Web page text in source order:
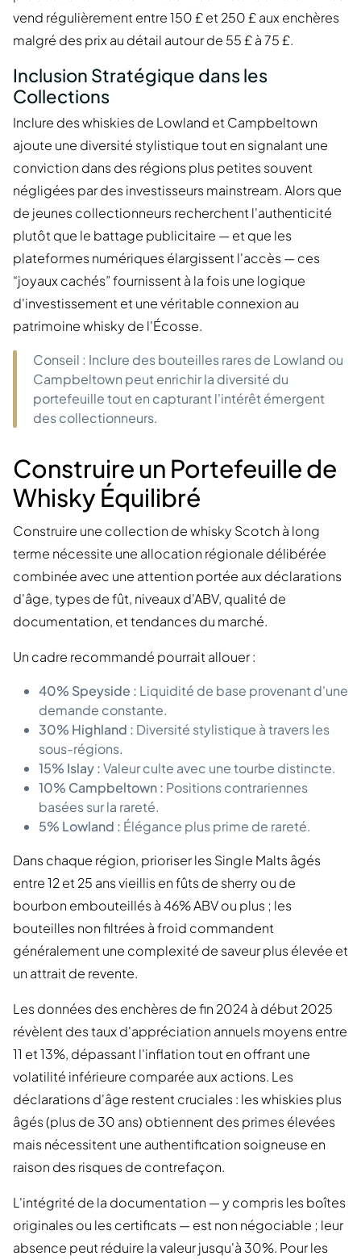
vend régulièrement entre 150 £ et 250 £ aux enchères
malgré des prix au détail autour de 55 £ à 75 £.
Inclusion Stratégique dans les
Collections
Inclure des whiskies de Lowland et Campbeltown
ajoute une diversité stylistique tout en signalant une
conviction dans des régions plus petites souvent
négligées par des investisseurs mainstream. Alors que
de jeunes collectionneurs recherchent l'authenticité
plutôt que le battage publicitaire — et que les
plateformes numériques élargissent l'accès — ces
“joyaux cachés” fournissent à la fois une logique
d'investissement et une véritable connexion au
patrimoine whisky de l'Écosse.
Conseil : Inclure des bouteilles rares de Lowland ou
Campbeltown peut enrichir la diversité du
portefeuille tout en capturant l'intérêt émergent
des collectionneurs.
Construire un Portefeuille de
Whisky Équilibré
Construire une collection de whisky Scotch à long
terme nécessite une allocation régionale délibérée
combinée avec une attention portée aux déclarations
d'âge, types de fût, niveaux d'ABV, qualité de
documentation, et tendances du marché.
Un cadre recommandé pourrait allouer :
40% Speyside : Liquidité de base provenant d'une
demande constante.
30% Highland : Diversité stylistique à travers les
sous-régions.
15% Islay :Valeur culte avec une tourbe distincte.
10% Campbeltown : Positions contrariennes
basées sur la rareté.
5% Lowland : Élégance plus prime de rareté.
Dans chaque région, prioriser les Single Malts âgés
entre 12 et 25 ans vieillis en fûts de sherry ou de
bourbon embouteillés à 46% ABV ou plus ; les
bouteilles non filtrées à froid commandent
généralement une complexité de saveur plus élevée et
un attrait de revente.
Les données des enchères de fin 2024 à début 2025
révèlent des taux d'appréciation annuels moyens entre
11 et 13%, dépassant l'inflation tout en offrant une
volatilité inférieure comparée aux actions. Les
déclarations d'âge restent cruciales : les whiskies plus
âgés (plus de 30 ans) obtiennent des primes élevées
mais nécessitent une authentification soigneuse en
raison des risques de contrefaçon.
L'intégrité de la documentation — y compris les boîtes
originales ou les certificats — est non négociable ; leur
absence peut réduire la valeur jusqu'à 30%. Pour les